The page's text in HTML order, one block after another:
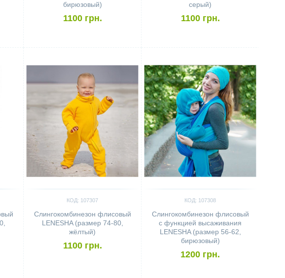
бирюзовый)
1100 грн.
серый)
1100 грн.
КОД: 107307
Слингокомбинезон флисовый
LENESHA (размер 74-80,
жёлтый)
1100 грн.
КОД: 107308
Слингокомбинезон флисовый
с функцией высаживания
LENESHA (размер 56-62,
бирюзовый)
1200 грн.